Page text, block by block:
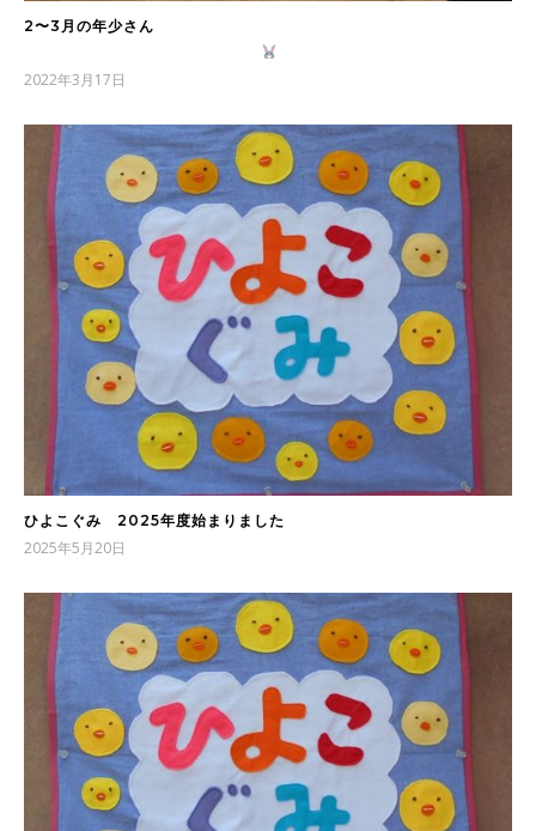
2〜3月の年少さん
2022年3月17日
ひよこぐみ 2025年度始まりました
2025年5月20日